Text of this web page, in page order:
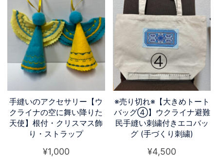
付・
ク
リ
り・
ス
ト
手縫いのアクセサリー【ウ
クライナの空に舞い降りた
天使】根付・クリスマス飾
り・ストラップ
¥1,000
※売り切れ※【大きめトート
バッグ④】ウクライナ避難
民手縫い刺繍付きエコバッ
グ (手づくり刺繍)
¥4,500